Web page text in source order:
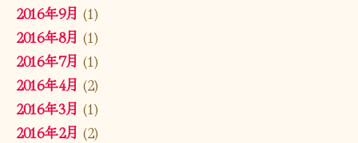
2016年9月 (1)
2016年8月 (1)
2016年7月 (1)
2016年4月 (2)
2016年3月 (1)
2016年2月 (2)